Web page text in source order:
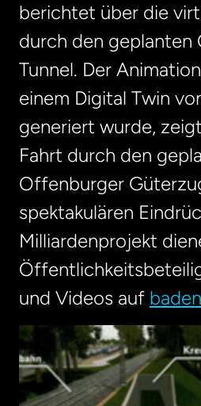
berichtet über die
durch den
Tunnel. Der
einem Digital Twin
generiert wurde,
Fahrt durch den
Offenburger
spektakulären
Milliardenprojekt
und Videos auf